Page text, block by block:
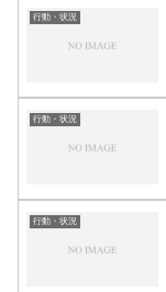
行動・状況
行動・状況
行動・状況